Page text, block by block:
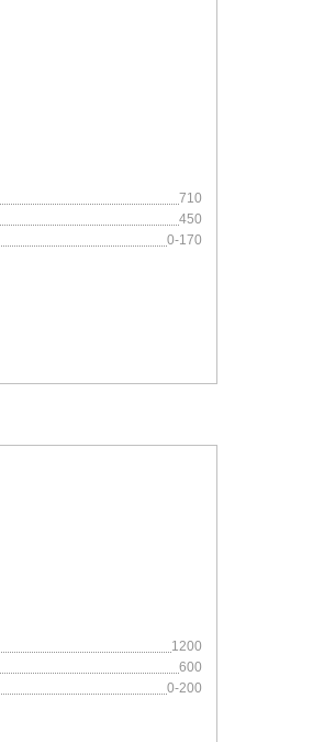
710
450
0-170
1200
600
0-200